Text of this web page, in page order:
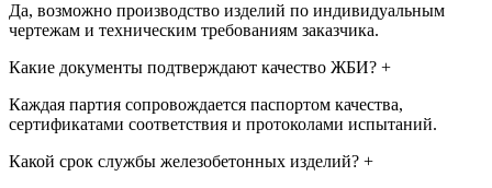
Да, возможно производство изделий по индивидуальным
чертежам и техническим требованиям заказчика.
Какие документы подтверждают качество ЖБИ? +
Каждая партия сопровождается паспортом качества,
сертификатами соответствия и протоколами испытаний.
Какой срок службы железобетонных изделий? +